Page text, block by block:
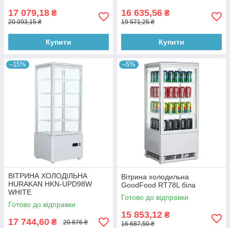
17 079,18 ₴
20 093,15 ₴
Купити
16 635,56 ₴
19 571,25 ₴
Купити
–15%
ВІТРИНА ХОЛОДІЛЬНА
HURAKAN HKN-UPD98W
WHITE
Готово до відправки
17 744,60 ₴ 20 876 ₴
–5%
Вітрина холодильна
GoodFood RT78L біла
Готово до відправки
15 853,12 ₴
16 687,50 ₴